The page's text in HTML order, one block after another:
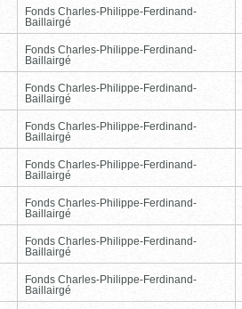
Fonds Charles-Philippe-Ferdinand-
Baillairgé
Fonds Charles-Philippe-Ferdinand-
Baillairgé
Fonds Charles-Philippe-Ferdinand-
Baillairgé
Fonds Charles-Philippe-Ferdinand-
Baillairgé
Fonds Charles-Philippe-Ferdinand-
Baillairgé
Fonds Charles-Philippe-Ferdinand-
Baillairgé
Fonds Charles-Philippe-Ferdinand-
Baillairgé
Fonds Charles-Philippe-Ferdinand-
Baillairgé